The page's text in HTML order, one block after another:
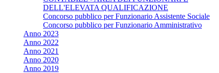
DELL'ELEVATA QUALIFICAZIONE
Concorso pubblico per Funzionario Assistente Sociale
Concorso pubblico per Funzionario Amministrativo
Anno 2023
Anno 2022
Anno 2021
Anno 2020
Anno 2019